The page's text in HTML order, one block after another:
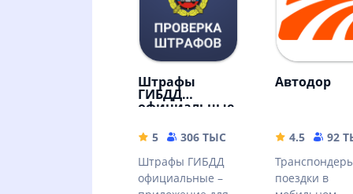
Штрафы
ГИБДД
официальные
5 306 ТЫС
18.78 MB
Штрафы ГИБДД
официальные –
Автодор
4.5 92
поездки в